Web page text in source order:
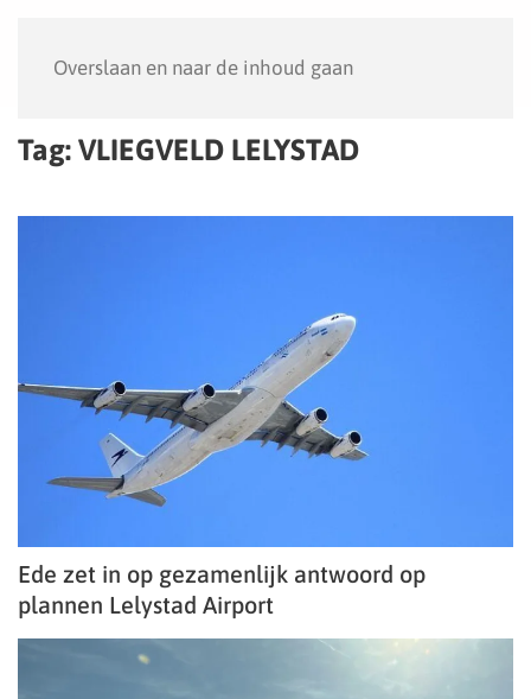
Overslaan en naar de inhoud gaan
Tag: VLIEGVELD LELYSTAD
Ede zet in op gezamenlijk antwoord op
plannen Lelystad Airport